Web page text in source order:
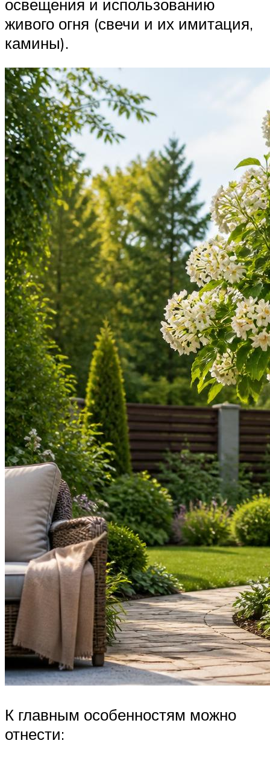
освещения и использованию
живого огня (свечи и их имитация,
камины).
К главным особенностям можно
отнести: